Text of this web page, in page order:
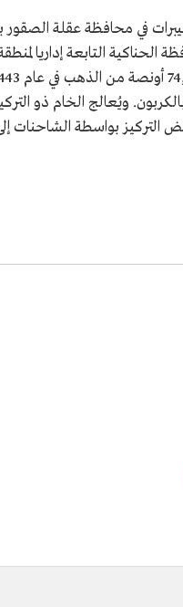
في محافظة عقلة
الحناكية التابعة إداريا
ويُعالج الخام ذو
التركيز بواسطة الشاحنات